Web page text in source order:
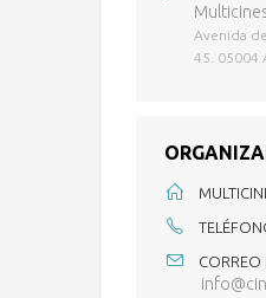
Avenida
45. 05004
CORREO